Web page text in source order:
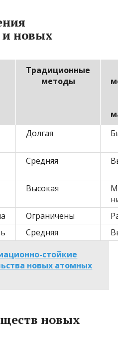
новых
Традиционные
методы
Долгая
Средняя
Высокая
Ограничены
Средняя
стойкие
новых атомных
новых